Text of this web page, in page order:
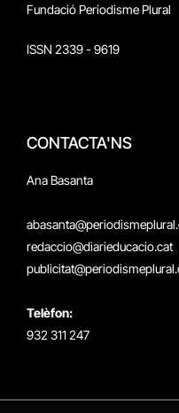
Fundació Periodisme Plural
ISSN 2339 - 9619
CONTACTA'NS
Ana Basanta
redaccio@diarieducacio.cat
Telèfon:
932 311 247